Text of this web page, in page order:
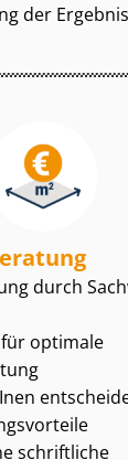
der
durch
optimale
schriftliche